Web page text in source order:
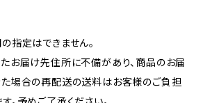
指定はできません。
お届け先住所に不備があり、商品のお届
た場合の再配送の送料はお客様のご負担